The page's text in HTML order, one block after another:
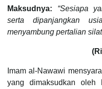
Maksudnya:
“Sesiapa
serta dipanjangkan
menyambung pertalian
Imam al-Nawawi
yang dimaksudkan